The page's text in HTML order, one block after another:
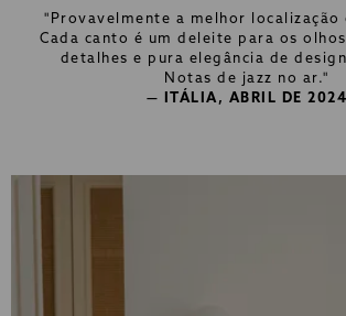
"Provavelmente a melhor localização
Cada canto é um deleite para os
detalhes e pura elegância de
Notas de jazz no ar."
— ITÁLIA, ABRIL DE 2024